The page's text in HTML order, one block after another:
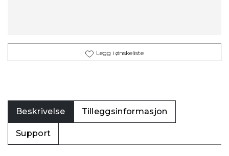
Legg i ønskeliste
Beskrivelse Tilleggsinformasjon
Support